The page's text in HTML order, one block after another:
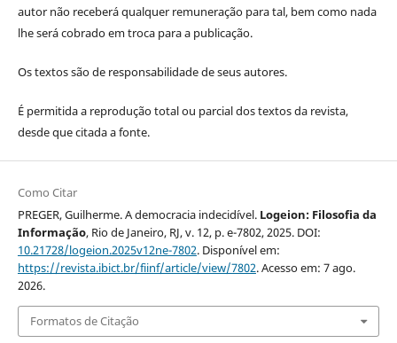
autor não receberá qualquer remuneração para tal, bem como nada
lhe será cobrado em troca para a publicação.
Os textos são de responsabilidade de seus autores.
É permitida a reprodução total ou parcial dos textos da revista,
desde que citada a fonte.
Como Citar
PREGER, Guilherme. A democracia indecidível. Logeion: Filosofia da
Informação, Rio de Janeiro, RJ, v. 12, p. e-7802, 2025. DOI:
10.21728/logeion.2025v12ne-7802. Disponível em:
https://revista.ibict.br/fiinf/article/view/7802. Acesso em: 7 ago.
2026.
Formatos de Citação